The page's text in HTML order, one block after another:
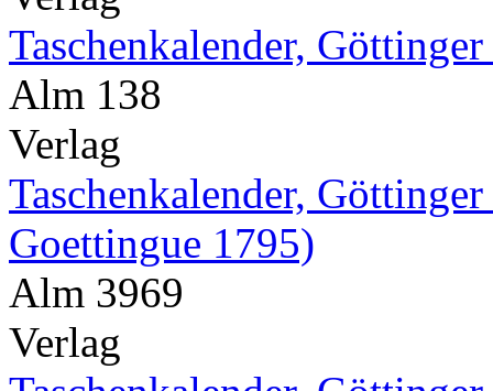
Taschenkalender,
Alm 138
Verlag
Taschenkalender,
Goettingue 1795)
Alm 3969
Verlag